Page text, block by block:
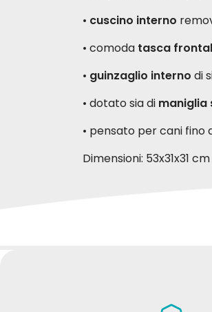
• cuscino interno
• comoda tasca
• guinzaglio interno di
• dotato sia di maniglia
• pensato per cani fino
Dimensioni: 53x31x31 cm